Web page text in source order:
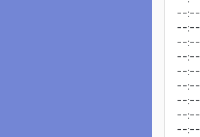
--:--
--:--
--:--
--:--
--:--
--:--
--:--
--:--
--:--